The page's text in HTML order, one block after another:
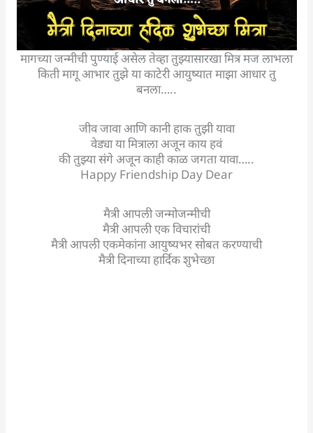
मागच्या जन्मीची पुण्याई असेल तेव्हा तुझ्यासारखा मित्र मज लाभला
किती मागू आभार तुझे या काटेरी आयुष्यात माझा आधार तु
बनला…..
जीव जावा आणि कानी हाक तुझी यावा
वेड्या या मित्राला अजून काय हवं
की तुझ्या संगे अजून काही काळ जगता यावा…..
Happy Friendship Day Dear
मैत्री आपली जन्मोजन्मीची
मैत्री आपली एक विचारांची
मैत्री आपली एकमेकांना आयुष्यभर सोबत करण्याची
मैत्री दिनाच्या हार्दिक शुभेच्छा